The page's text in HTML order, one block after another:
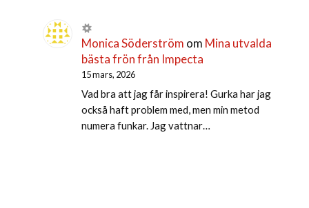
Monica Söderström om Mina utvalda
bästa frön från Impecta
15 mars, 2026
Vad bra att jag får inspirera! Gurka har jag
också haft problem med, men min metod
numera funkar. Jag vattnar…